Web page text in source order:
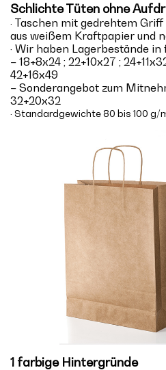
Schlichte Tüten ohne
· Taschen mit gedrehtem
aus weißem Kraftpapier und
· Wir haben Lagerbestände
– 18+8x24 ; 22+10x27 ;
42+16x49
– Sonderangebot zum
32+20x32
· Standardgewichte 80 bis 100 g/
1 farbige Hintergründe